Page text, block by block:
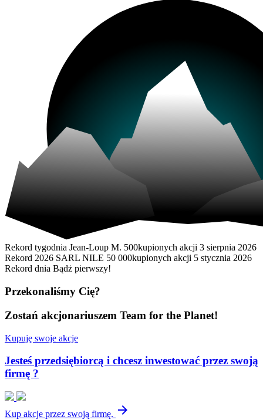
Rekord tygodnia Jean-Loup M. 500kupionych akcji 3 sierpnia 2026
Rekord 2026 SARL NILE 50 000kupionych akcji 5 stycznia 2026
Rekord dnia Bądż pierwszy!
Przekonaliśmy Cię?
Zostań akcjonariuszem Team for the Planet!
Kupuję swoje akcje
Jesteś przedsiębiorcą i chcesz inwestować przez swoją
firmę ?
Kup akcje przez swoją firmę. arrow_forward